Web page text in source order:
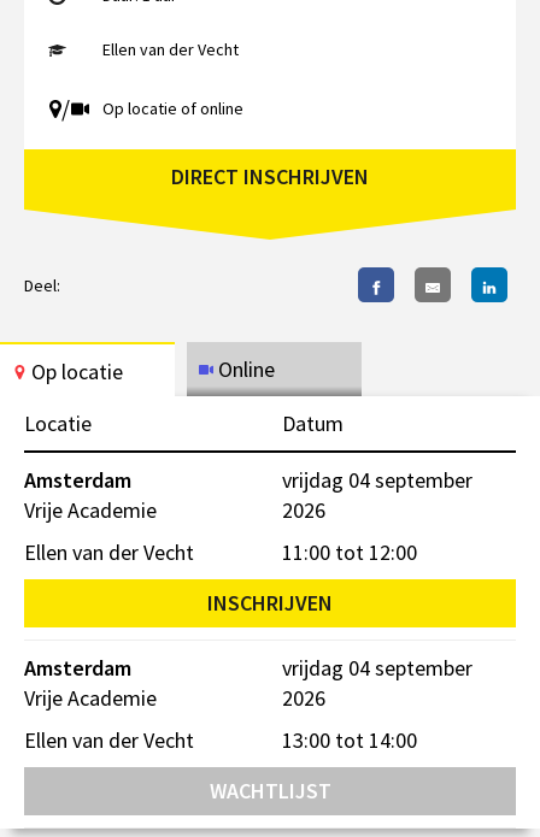
Ellen van der Vecht
/ Op locatie of online
DIRECT INSCHRIJVEN
Deel:
Op locatie
Online
Locatie
Datum
Amsterdam
Vrije Academie
vrijdag 04 september
2026
11:00 tot 12:00
Ellen van der Vecht
INSCHRIJVEN
Amsterdam
Vrije Academie
vrijdag 04 september
2026
13:00 tot 14:00
Ellen van der Vecht
WACHTLIJST